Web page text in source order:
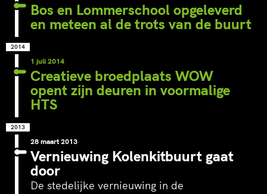
Bos en Lommerschool opgeleverd
en meteen al de trots van de buurt
2014
1 juli 2014
Creatieve broedplaats WOW
opent zijn deuren in voormalige
HTS
2013
28 maart 2013
Vernieuwing Kolenkitbuurt gaat
door
De stedelijke vernieuwing in de